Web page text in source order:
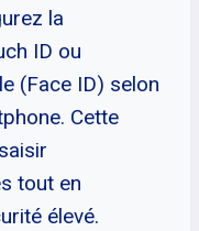
la
ID ou
(Face ID) selon
Cette
tout en
élevé.